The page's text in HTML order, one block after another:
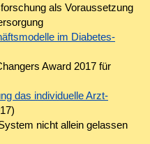
als Voraussetzung
im Diabetes-
Award 2017 für
das individuelle Arzt-
nicht allein gelassen